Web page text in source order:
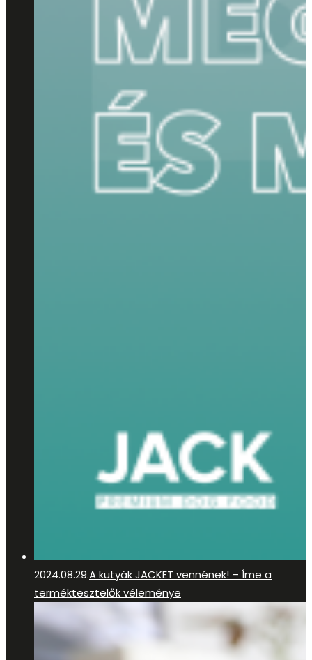
2024.08.29.A kutyák JACKET vennének! – Íme a
terméktesztelők véleménye